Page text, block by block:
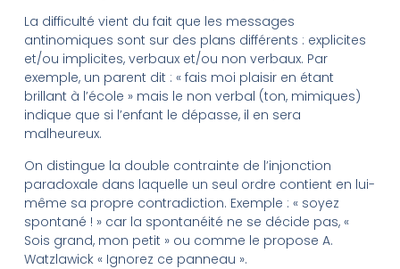
La difficulté vient du fait que les messages
antinomiques sont sur des plans différents : explicites
et/ou implicites, verbaux et/ou non verbaux. Par
exemple, un parent dit : « fais moi plaisir en étant
brillant à l’école » mais le non verbal (ton, mimiques)
indique que si l’enfant le dépasse, il en sera
malheureux.
On distingue la double contrainte de l’injonction
paradoxale dans laquelle un seul ordre contient en lui-
même sa propre contradiction. Exemple : « soyez
spontané ! » car la spontanéité ne se décide pas, «
Sois grand, mon petit » ou comme le propose A.
Watzlawick « Ignorez ce panneau ».